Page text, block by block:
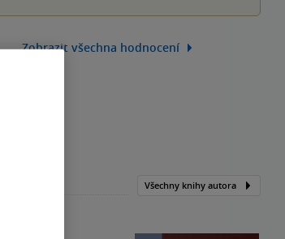
Zobrazit všechna hodnocení
Všechny knihy autora